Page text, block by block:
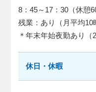
8：45～17：30（休憩
残業：あり（月平均10
＊年末年始夜勤あり（
休日・休暇